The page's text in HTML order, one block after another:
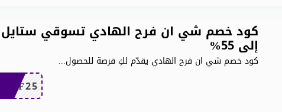
كود خصم شي ان فرح الهادي تسوقي
إلى 55%
كود خصم شي ان فرح الهادي يقدّم لكِ فرصة للحصول...
MEAF25